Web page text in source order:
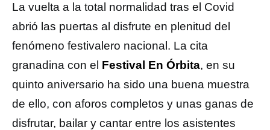
La vuelta a la total normalidad tras el Covid
abrió las puertas al disfrute en plenitud del
fenómeno festivalero nacional. La cita
granadina con el Festival En Órbita, en su
quinto aniversario ha sido una buena muestra
de ello, con aforos completos y unas ganas de
disfrutar, bailar y cantar entre los asistentes